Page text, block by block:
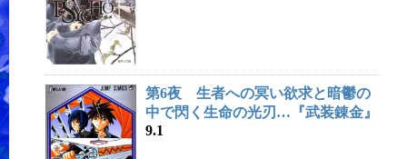
第6夜 生者への冥い欲求と暗鬱の
中で閃く生命の光刃…『武装錬金』
9.1